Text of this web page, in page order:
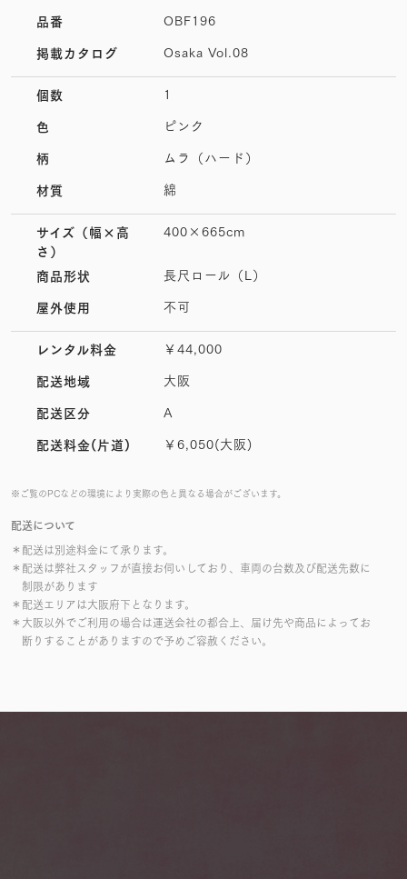
※ご覧のPCなどの環境により実際の色と異なる場合がございます。
配送について
＊配送は別途料金にて承ります。
＊配送は弊社スタッフが直接お伺いしており、車両の台数及び配送先数に
制限があります
＊配送エリアは大阪府下となります。
＊大阪以外でご利用の場合は運送会社の都合上、届け先や商品によってお
断りすることがありますので予めご容赦ください。
品番 OBF196
掲載カタログ Osaka Vol.08
個数 1
色 ピンク
柄 ムラ（ハード）
材質 綿
サイズ （幅×高
さ）
400×665cm
商品形状 長尺ロール（L）
屋外使用 不可
レンタル料金 ￥44,000
配送地域 大阪
配送区分 A
配送料金(片道) ￥6,050(大阪)